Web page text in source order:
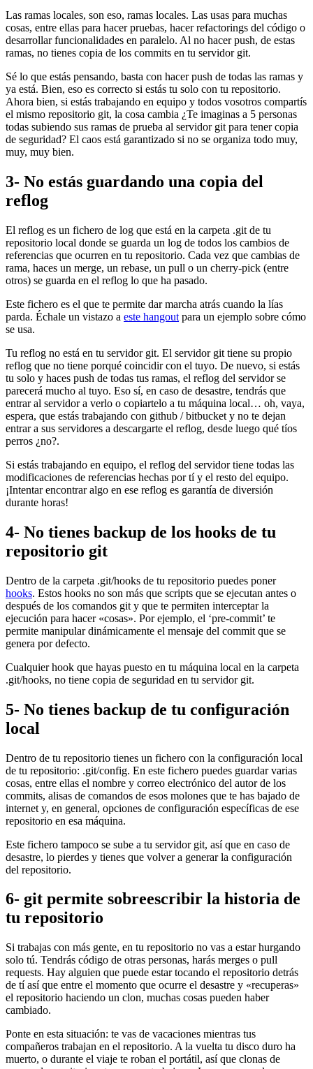
Las ramas locales, son eso, ramas locales. Las usas para muchas
cosas, entre ellas para hacer pruebas, hacer refactorings del código o
desarrollar funcionalidades en paralelo. Al no hacer push, de estas
ramas, no tienes copia de los commits en tu servidor git.
Sé lo que estás pensando, basta con hacer push de todas las ramas y
ya está. Bien, eso es correcto si estás tu solo con tu repositorio.
Ahora bien, si estás trabajando en equipo y todos vosotros compartís
el mismo repositorio git, la cosa cambia ¿Te imaginas a 5 personas
todas subiendo sus ramas de prueba al servidor git para tener copia
de seguridad? El caos está garantizado si no se organiza todo muy,
muy, muy bien.
3- No estás guardando una copia del
reflog
El reflog es un fichero de log que está en la carpeta .git de tu
repositorio local donde se guarda un log de todos los cambios de
referencias que ocurren en tu repositorio. Cada vez que cambias de
rama, haces un merge, un rebase, un pull o un cherry-pick (entre
otros) se guarda en el reflog lo que ha pasado.
Este fichero es el que te permite dar marcha atrás cuando la lías
parda. Échale un vistazo a este hangout para un ejemplo sobre cómo
se usa.
Tu reflog no está en tu servidor git. El servidor git tiene su propio
reflog que no tiene porqué coincidir con el tuyo. De nuevo, si estás
tu solo y haces push de todas tus ramas, el reflog del servidor se
parecerá mucho al tuyo. Eso sí, en caso de desastre, tendrás que
entrar al servidor a verlo o copiartelo a tu máquina local… oh, vaya,
espera, que estás trabajando con github / bitbucket y no te dejan
entrar a sus servidores a descargarte el reflog, desde luego qué tíos
perros ¿no?.
Si estás trabajando en equipo, el reflog del servidor tiene todas las
modificaciones de referencias hechas por tí y el resto del equipo.
¡Intentar encontrar algo en ese reflog es garantía de diversión
durante horas!
4- No tienes backup de los hooks de tu
repositorio git
Dentro de la carpeta .git/hooks de tu repositorio puedes poner
hooks. Estos hooks no son más que scripts que se ejecutan antes o
después de los comandos git y que te permiten interceptar la
ejecución para hacer «cosas». Por ejemplo, el ‘pre-commit’ te
permite manipular dinámicamente el mensaje del commit que se
genera por defecto.
Cualquier hook que hayas puesto en tu máquina local en la carpeta
.git/hooks, no tiene copia de seguridad en tu servidor git.
5- No tienes backup de tu configuración
local
Dentro de tu repositorio tienes un fichero con la configuración local
de tu repositorio: .git/config. En este fichero puedes guardar varias
cosas, entre ellas el nombre y correo electrónico del autor de los
commits, alisas de comandos de esos molones que te has bajado de
internet y, en general, opciones de configuración específicas de ese
repositorio en esa máquina.
Este fichero tampoco se sube a tu servidor git, así que en caso de
desastre, lo pierdes y tienes que volver a generar la configuración
del repositorio.
6- git permite sobreescribir la historia de
tu repositorio
Si trabajas con más gente, en tu repositorio no vas a estar hurgando
solo tú. Tendrás código de otras personas, harás merges o pull
requests. Hay alguien que puede estar tocando el repositorio detrás
de tí así que entre el momento que ocurre el desastre y «recuperas»
el repositorio haciendo un clon, muchas cosas pueden haber
cambiado.
Ponte en esta situación: te vas de vacaciones mientras tus
compañeros trabajan en el repositorio. A la vuelta tu disco duro ha
muerto, o durante el viaje te roban el portátil, así que clonas de